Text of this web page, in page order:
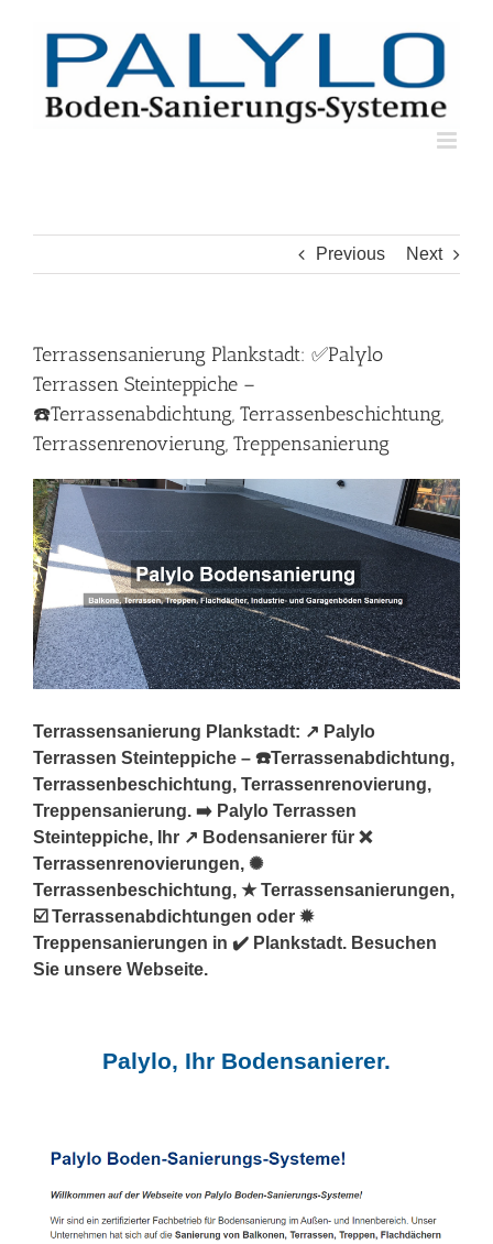
Previous Next
Terrassensanierung Plankstadt: ✅Palylo
Terrassen Steinteppiche –
☎️Terrassenabdichtung, Terrassenbeschichtung,
Terrassenrenovierung, Treppensanierung
Terrassensanierung Plankstadt: ↗️ Palylo
Terrassen Steinteppiche – ☎️Terrassenabdichtung,
Terrassenbeschichtung, Terrassenrenovierung,
Treppensanierung. ➡️ Palylo Terrassen
Steinteppiche, Ihr ↗️ Bodensanierer für ❌
Terrassenrenovierungen, ✺
Terrassenbeschichtung, ★ Terrassensanierungen,
☑️ Terrassenabdichtungen oder ✹
Treppensanierungen in ✔️ Plankstadt. Besuchen
Sie unsere Webseite.
Palylo, Ihr Bodensanierer.